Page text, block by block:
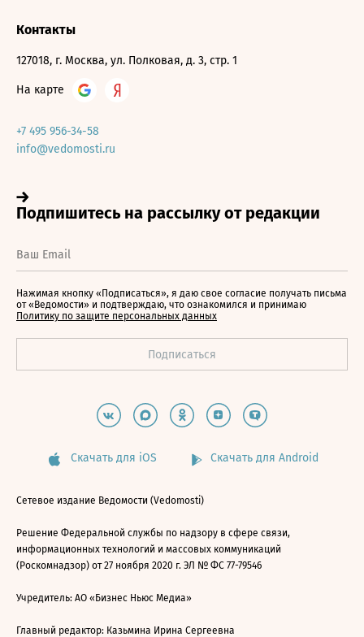
Контакты
127018, г. Москва, ул. Полковая, д. 3, стр. 1
На карте
+7 495 956-34-58
info@vedomosti.ru
Нажимая кнопку «Подписаться», я даю свое согласие получать письма
от «Ведомости» и подтверждаю, что ознакомился и принимаю
Политику по защите персональных данных
Скачать для iOS Скачать для Android
Сетевое издание Ведомости (Vedomosti)
Решение Федеральной службы по надзору в сфере связи,
информационных технологий и массовых коммуникаций
(Роскомнадзор) от 27 ноября 2020 г. ЭЛ № ФС 77-79546
Учредитель: АО «Бизнес Ньюс Медиа»
Главный редактор: Казьмина Ирина Сергеевна